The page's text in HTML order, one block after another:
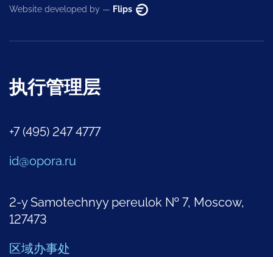
Website developed by — Flips
执行管理层
+7 (495) 247 4777
id@opora.ru
2-y Samotechnyy pereulok № 7, Moscow,
127473
区域办事处